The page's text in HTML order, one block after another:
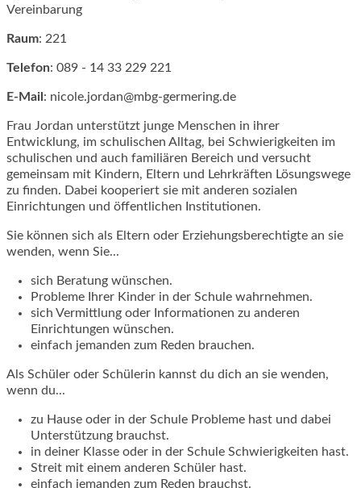
Vereinbarung
Raum: 221
Telefon: 089 - 14 33 229 221
E-Mail : nicole.jordan@mbg-germering.de
Frau Jordan unterstützt junge Menschen in ihrer
Entwicklung, im schulischen Alltag, bei Schwierigkeiten im
schulischen und auch familiären Bereich und versucht
gemeinsam mit Kindern, Eltern und Lehrkräften Lösungswege
zu finden. Dabei kooperiert sie mit anderen sozialen
Einrichtungen und öffentlichen Institutionen.
Sie können sich als Eltern oder Erziehungsberechtigte an sie
wenden, wenn Sie...
sich Beratung wünschen.
Probleme Ihrer Kinder in der Schule wahrnehmen.
sich Vermittlung oder Informationen zu anderen
Einrichtungen wünschen.
einfach jemanden zum Reden brauchen.
Als Schüler oder Schülerin kannst du dich an sie wenden,
wenn du...
zu Hause oder in der Schule Probleme hast und dabei
Unterstützung brauchst.
in deiner Klasse oder in der Schule Schwierigkeiten hast.
Streit mit einem anderen Schüler hast.
einfach jemanden zum Reden brauchst.